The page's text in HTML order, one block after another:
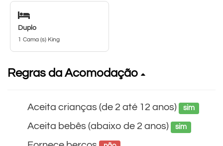
Duplo
1 Cama (s) King
Regras da Acomodação
Aceita crianças (de 2 até 12 anos) sim
Aceita bebês (abaixo de 2 anos) sim